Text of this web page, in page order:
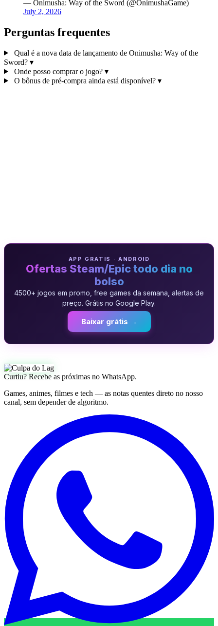
— Onimusha: Way of the Sword (@OnimushaGame)
July 2, 2026
Perguntas frequentes
Qual é a nova data de lançamento de Onimusha: Way of the
Sword? ▾
Onde posso comprar o jogo? ▾
O bônus de pré‑compra ainda está disponível? ▾
APP GRATIS · ANDROID
Ofertas Steam/Epic todo dia no
bolso
4500+ jogos em promo, free games da semana, alertas de
preço. Grátis no Google Play.
Baixar grátis →
Curtiu? Recebe as próximas no WhatsApp.
Games, animes, filmes e tech — as notas quentes direto no nosso
canal, sem depender de algoritmo.